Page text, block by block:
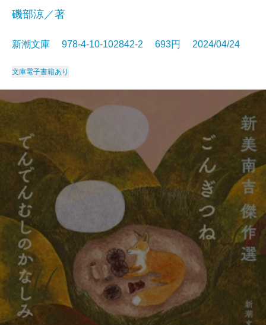
磯部涼／著
新潮文庫 978-4-10-102842-2 693円 2024/04/24
文庫電子書籍あり